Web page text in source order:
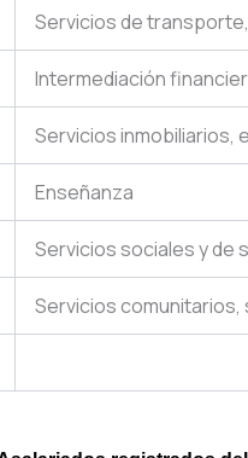
Servicios de
Intermediación
Servicios inmobiliarios,
Enseñanza
Servicios sociales y de
Servicios